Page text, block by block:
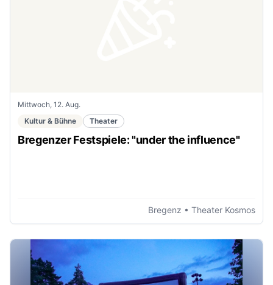
Mittwoch, 12. Aug.
Kultur & Bühne
Theater
Bregenzer Festspiele: "under the influence"
Bregenz • Theater Kosmos